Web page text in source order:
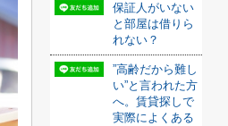
保証人がいない
と部屋は借りら
れない？
”高齢だから難し
い”と言われた方
へ。賃貸探しで
実際によくある